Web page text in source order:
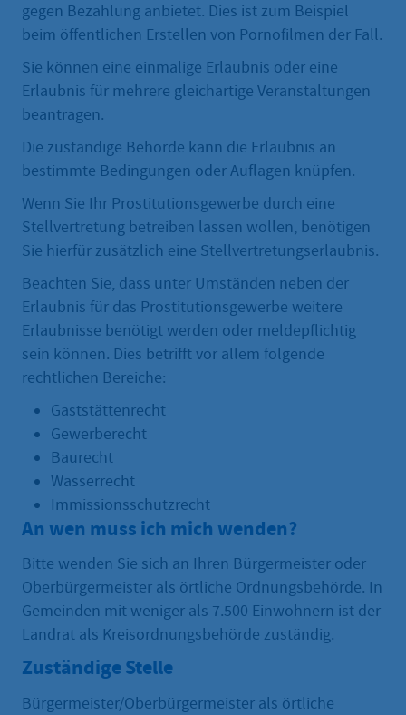
gegen Bezahlung anbietet. Dies ist zum Beispiel
beim öffentlichen Erstellen von Pornofilmen der Fall.
Sie können eine einmalige Erlaubnis oder eine
Erlaubnis für mehrere gleichartige Veranstaltungen
beantragen.
Die zuständige Behörde kann die Erlaubnis an
bestimmte Bedingungen oder Auflagen knüpfen.
Wenn Sie Ihr Prostitutionsgewerbe durch eine
Stellvertretung betreiben lassen wollen, benötigen
Sie hierfür zusätzlich eine Stellvertretungserlaubnis.
Beachten Sie, dass unter Umständen neben der
Erlaubnis für das Prostitutionsgewerbe weitere
Erlaubnisse benötigt werden oder meldepflichtig
sein können. Dies betrifft vor allem folgende
rechtlichen Bereiche:
Gaststättenrecht
Gewerberecht
Baurecht
Wasserrecht
Immissionsschutzrecht
An wen muss ich mich wenden?
Bitte wenden Sie sich an Ihren Bürgermeister oder
Oberbürgermeister als örtliche Ordnungsbehörde. In
Gemeinden mit weniger als 7.500 Einwohnern ist der
Landrat als Kreisordnungsbehörde zuständig.
Zuständige Stelle
Bürgermeister/Oberbürgermeister als örtliche